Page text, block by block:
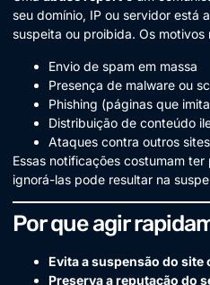
seu domínio, IP ou servidor está
suspeita ou proibida. Os motivos
Envio de spam em massa
Presença de malware ou
Phishing (páginas que
Distribuição de conteúdo
Ataques contra outros
Essas notificações costumam
ignorá-las pode resultar na
Por que agir
Evita a suspensão do site
Preserva a reputação do